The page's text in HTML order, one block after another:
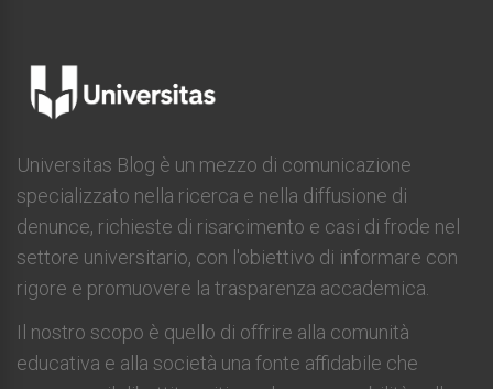
Universitas Blog è un mezzo di comunicazione
specializzato nella ricerca e nella diffusione di
denunce, richieste di risarcimento e casi di frode nel
settore universitario, con l'obiettivo di informare con
rigore e promuovere la trasparenza accademica.
Il nostro scopo è quello di offrire alla comunità
educativa e alla società una fonte affidabile che